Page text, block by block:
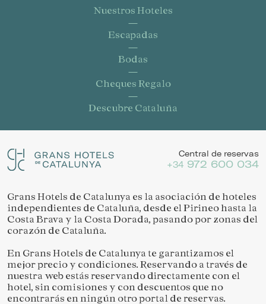
Nuestros Hoteles
Escapadas
Bodas
Cheques Regalo
Descubre Cataluña
Central de reservas
+34 972 600 034
Grans Hotels de Catalunya es la asociación de hoteles
independientes de Cataluña, desde el Pirineo hasta la
Costa Brava y la Costa Dorada, pasando por zonas del
corazón de Cataluña.
En Grans Hotels de Catalunya te garantizamos el
mejor precio y condiciones. Reservando a través de
nuestra web estás reservando directamente con el
hotel, sin comisiones y con descuentos que no
encontrarás en ningún otro portal de reservas.